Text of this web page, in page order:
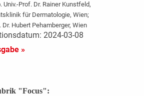
Univ.-Prof. Dr. Rainer Kunstfeld,
für Dermatologie, Wien;
Dr. Hubert Pehamberger, Wien
2024-03-08
»
"Focus":